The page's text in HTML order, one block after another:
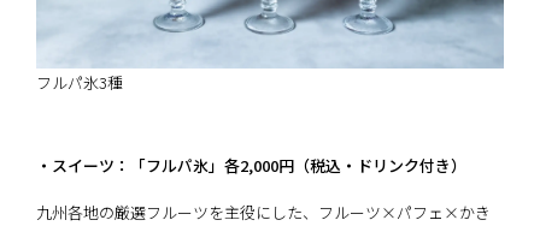
フルパ氷3種
・スイーツ：「フルパ氷」各2,000円（税込・ドリンク付き）
九州各地の厳選フルーツを主役にした、フルーツ×パフェ×かき